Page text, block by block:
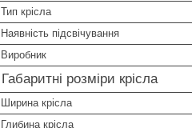
Тип крісла
Наявність підсвічування
Виробник
Габаритні розміри крісла
Ширина крісла
Глибина крісла